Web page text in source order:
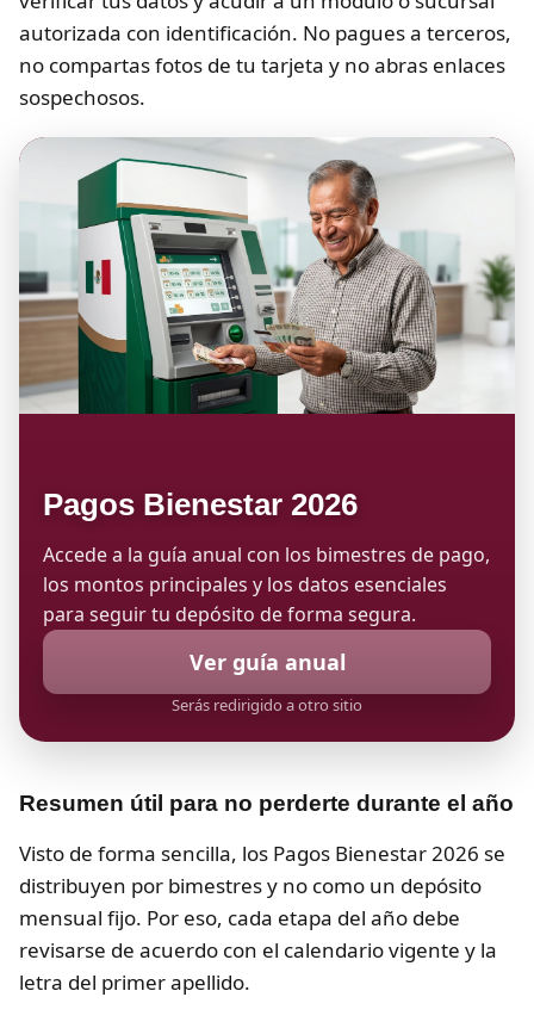
autorizada con identificación. No pagues a terceros,
no compartas fotos de tu tarjeta y no abras enlaces
sospechosos.
Pagos Bienestar 2026
Accede a la guía anual con los bimestres de pago,
los montos principales y los datos esenciales
para seguir tu depósito de forma segura.
Ver guía anual
Serás redirigido a otro sitio
Resumen útil para no perderte durante el año
Visto de forma sencilla, los Pagos Bienestar 2026 se
distribuyen por bimestres y no como un depósito
mensual fijo. Por eso, cada etapa del año debe
revisarse de acuerdo con el calendario vigente y la
letra del primer apellido.